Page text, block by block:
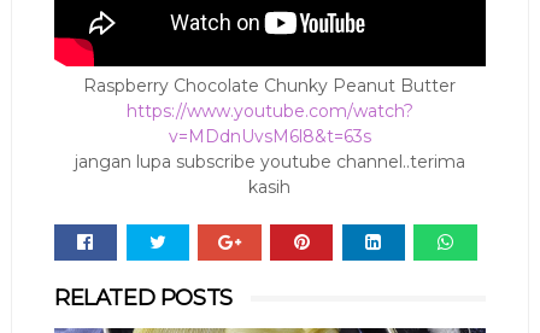
Raspberry Chocolate Chunky Peanut Butter
https://www.youtube.com/watch?
v=MDdnUvsM6l8&t=63s
jangan lupa subscribe youtube channel..terima
kasih
RELATED POSTS